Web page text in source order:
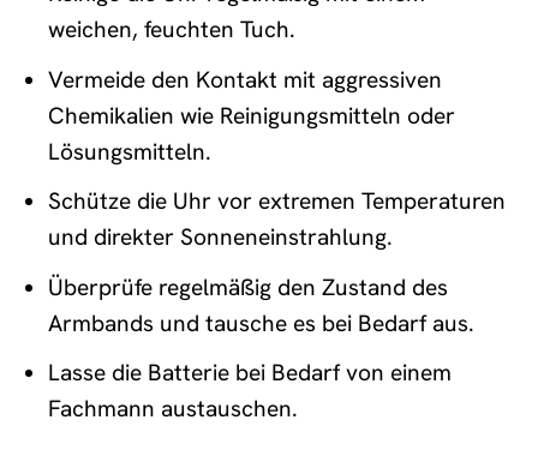
weichen, feuchten Tuch.
Vermeide den Kontakt mit aggressiven
Chemikalien wie Reinigungsmitteln oder
Lösungsmitteln.
Schütze die Uhr vor extremen Temperaturen
und direkter Sonneneinstrahlung.
Überprüfe regelmäßig den Zustand des
Armbands und tausche es bei Bedarf aus.
Lasse die Batterie bei Bedarf von einem
Fachmann austauschen.